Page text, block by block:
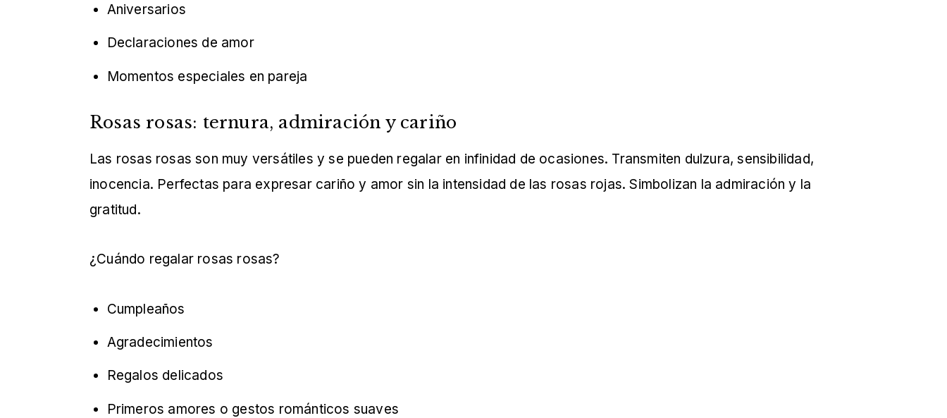
Aniversarios
Declaraciones de amor
Momentos especiales en pareja
Rosas rosas: ternura, admiración y cariño
Las rosas rosas son muy versátiles y se pueden regalar en infinidad de ocasiones. Transmiten dulzura, sensibilidad,
inocencia. Perfectas para expresar cariño y amor sin la intensidad de las rosas rojas. Simbolizan la admiración y la
gratitud.
¿Cuándo regalar rosas rosas?
Cumpleaños
Agradecimientos
Regalos delicados
Primeros amores o gestos románticos suaves